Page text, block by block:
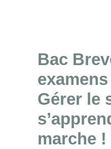
Bac
examens
Gérer le
marche !